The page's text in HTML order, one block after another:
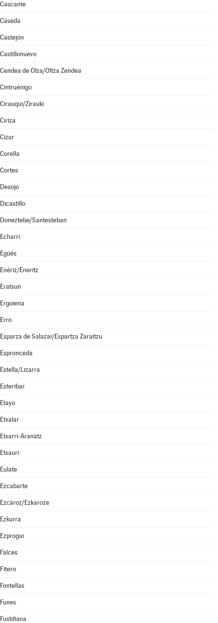
Cascante
Cáseda
Castejón
Castillonuevo
Cendea de Olza/Oltza Zendea
Cintruénigo
Cirauqui/Zirauki
Ciriza
Cizur
Corella
Cortes
Desojo
Dicastillo
Doneztebe/Santesteban
Echarri
Egüés
Enériz/Eneritz
Eratsun
Ergoiena
Erro
Esparza de Salazar/Espartza Zaraitzu
Espronceda
Estella/Lizarra
Esteribar
Etayo
Etxalar
Etxarri-Aranatz
Etxauri
Eulate
Ezcabarte
Ezcároz/Ezkaroze
Ezkurra
Ezprogui
Falces
Fitero
Fontellas
Funes
Fustiñana